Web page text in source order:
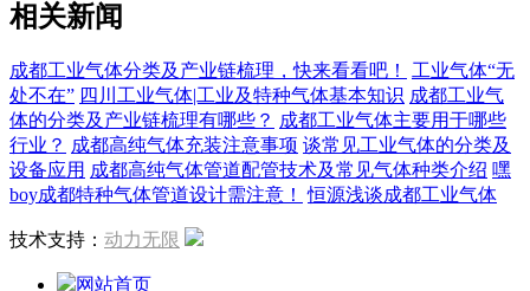
相关新闻
成都工业气体分类及产业链梳理，快来看看吧！
工业气体“无
处不在” 四川工业气体|工业及特种气体基本知识 成都工业气
体的分类及产业链梳理有哪些？ 成都工业气体主要用于哪些
行业？ 成都高纯气体充装注意事项 谈常见工业气体的分类及
设备应用 成都高纯气体管道配管技术及常见气体种类介绍 嘿
boy成都特种气体管道设计需注意！
恒源浅谈成都工业气体
技术支持： 动力无限
网站首页